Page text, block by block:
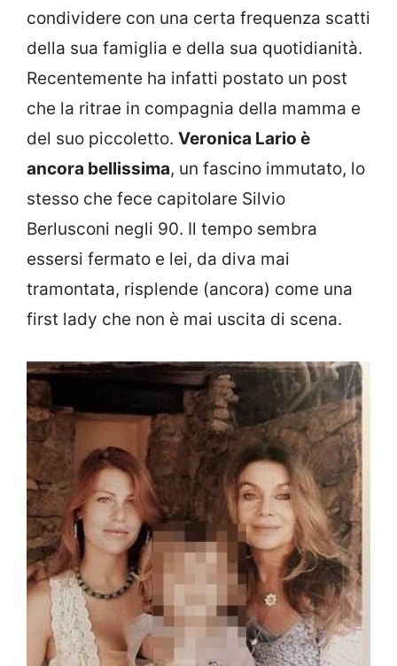
condividere con una certa frequenza scatti
della sua famiglia e della sua quotidianità.
Recentemente ha infatti postato un post
che la ritrae in compagnia della mamma e
del suo piccoletto. Veronica Lario è
ancora bellissima, un fascino immutato, lo
stesso che fece capitolare Silvio
Berlusconi negli 90. Il tempo sembra
essersi fermato e lei, da diva mai
tramontata, risplende (ancora) come una
first lady che non è mai uscita di scena.